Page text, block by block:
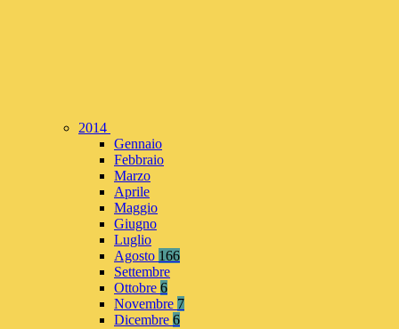
2014
Gennaio
Febbraio
Marzo
Aprile
Maggio
Giugno
Luglio
Agosto 166
Settembre
Ottobre 6
Novembre 7
Dicembre 6